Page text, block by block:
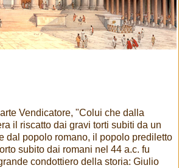
Vendicatore, "Colui che dalla
il riscatto dai gravi torti subiti da un
dal popolo romano, il popolo prediletto
subito dai romani nel 44 a.c. fu
condottiero della storia: Giulio